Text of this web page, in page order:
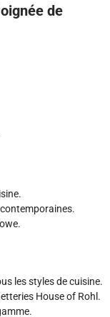
de
les styles de cuisine.
House of Rohl.